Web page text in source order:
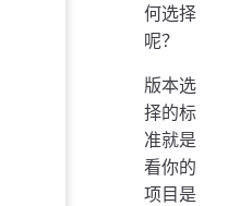
何选择
呢？
版本选
择的标
准就是
看你的
项目是